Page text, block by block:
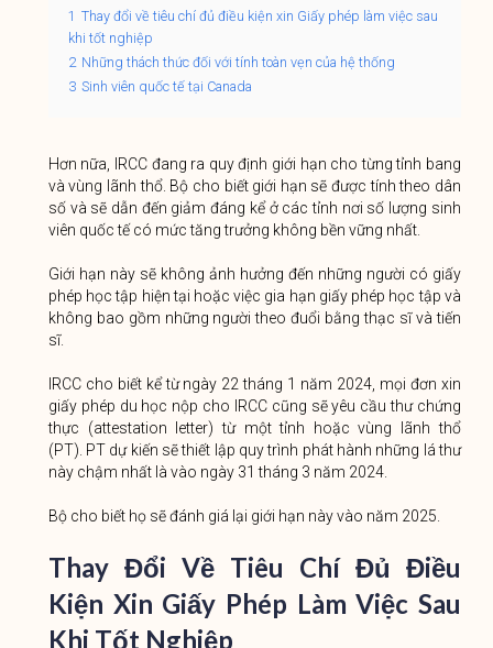
1 Thay đổi về tiêu chí đủ điều kiện xin Giấy phép làm việc sau
khi tốt nghiệp
2 Những thách thức đối với tính toàn vẹn của hệ thống
3 Sinh viên quốc tế tại Canada
Hơn nữa, IRCC đang ra quy định giới hạn cho từng tỉnh bang
và vùng lãnh thổ. Bộ cho biết giới hạn sẽ được tính theo dân
số và sẽ dẫn đến giảm đáng kể ở các tỉnh nơi số lượng sinh
viên quốc tế có mức tăng trưởng không bền vững nhất.
Giới hạn này sẽ không ảnh hưởng đến những người có giấy
phép học tập hiện tại hoặc việc gia hạn giấy phép học tập và
không bao gồm những người theo đuổi bằng thạc sĩ và tiến
sĩ.
IRCC cho biết kể từ ngày 22 tháng 1 năm 2024, mọi đơn xin
giấy phép du học nộp cho IRCC cũng sẽ yêu cầu thư chứng
thực (attestation letter) từ một tỉnh hoặc vùng lãnh thổ
(PT). PT dự kiến ​​sẽ thiết lập quy trình phát hành những lá thư
này chậm nhất là vào ngày 31 tháng 3 năm 2024.
Bộ cho biết họ sẽ đánh giá lại giới hạn này vào năm 2025.
Thay Đổi Về Tiêu Chí Đủ Điều
Kiện Xin Giấy Phép Làm Việc Sau
Khi Tốt Nghiệp